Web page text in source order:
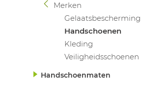
Merken
Gelaatsbescherming
Handschoenen
Kleding
Veiligheidsschoenen
Handschoenmaten